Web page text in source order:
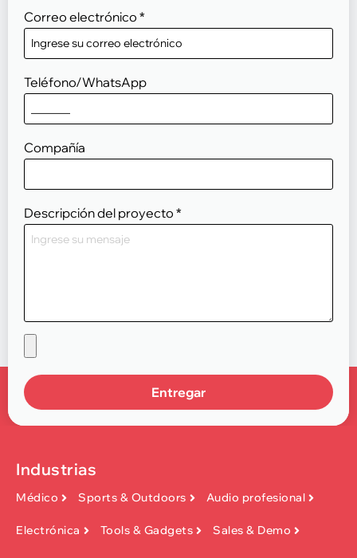
Correo electrónico *
Teléfono/WhatsApp
Compañía
Descripción del proyecto *
Entregar
Industrias
Médico Sports & Outdoors Audio profesional
Electrónica Tools & Gadgets Sales & Demo